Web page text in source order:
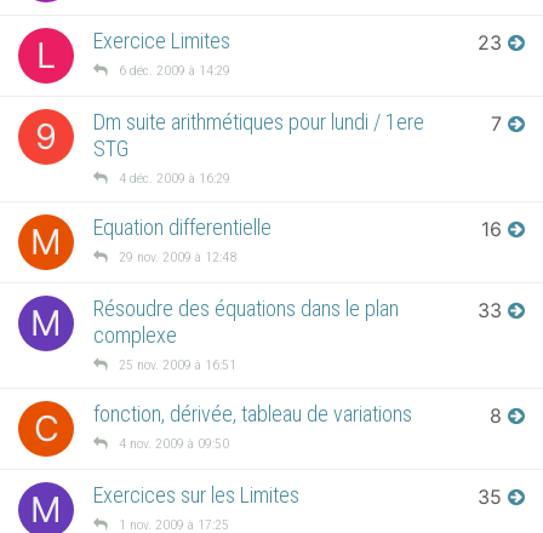
L Exercice Limites
6 déc. 2009 à 14:29
23
9
Dm suite arithmétiques pour lundi / 1ere
STG
4 déc. 2009 à 16:29
7
M Equation differentielle
29 nov. 2009 à 12:48
16
M
Résoudre des équations dans le plan
complexe
25 nov. 2009 à 16:51
33
C fonction, dérivée, tableau de variations
4 nov. 2009 à 09:50
8
M Exercices sur les Limites
1 nov. 2009 à 17:25
35